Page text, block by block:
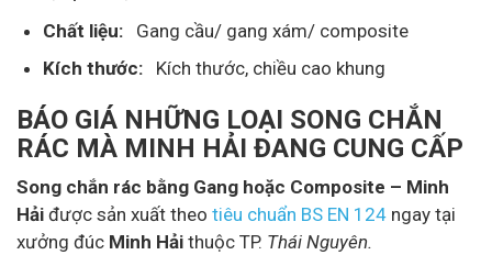
Chất liệu: Gang cầu/ gang xám/ composite
Kích thước: Kích thước, chiều cao khung
BÁO GIÁ NHỮNG LOẠI SONG CHẮN
RÁC MÀ MINH HẢI ĐANG CUNG CẤP
Song chắn rác bằng Gang hoặc Composite – Minh
Hải được sản xuất theo tiêu chuẩn BS EN 124 ngay tại
xưởng đúc Minh Hải thuộc TP. Thái Nguyên.